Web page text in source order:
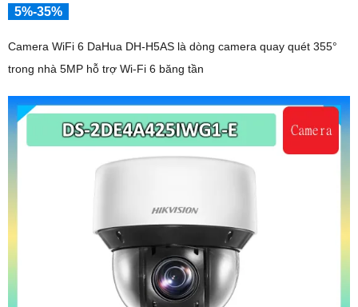
5%-35%
Camera WiFi 6 DaHua DH-H5AS là dòng camera quay quét 355°
trong nhà 5MP hỗ trợ Wi-Fi 6 băng tần